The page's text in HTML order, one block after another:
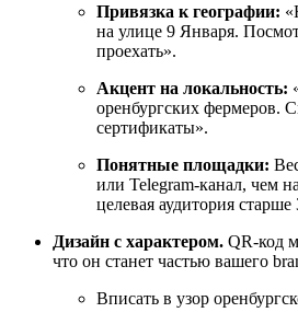
Привязка к географии:
на улице 9 Января.
проехать».
Акцент на локальность:
оренбургских фермеров.
сертификаты».
Понятные площадки:
или Telegram-канал, чем
целевая аудитория старше
Дизайн с характером. QR-код
что он станет частью вашего
Вписать в узор